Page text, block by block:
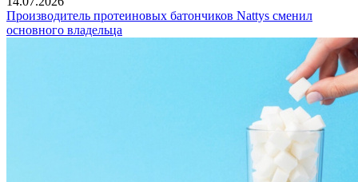
Производитель протеиновых батончиков Nattys сменил
основного владельца